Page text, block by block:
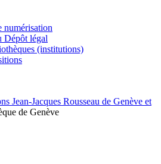
numérisation
Dépôt légal
(institutions)